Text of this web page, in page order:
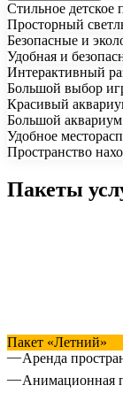
Стильное детское
Просторный
Безопасные и
Удобная и
Интерактивный
Большой выбор
Красивый
Большой
Удобное
Пространство
Пакеты
Пакет «Летний»
Аренда
Анимационная